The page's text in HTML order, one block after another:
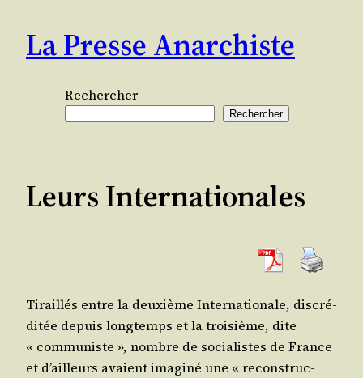
contenu
La Presse Anarchiste
Rechercher
Rechercher
Leurs Internationales
Tiraillés entre la deuxième Inter­na­tio­nale, dis­cré­
di­tée depuis long­temps et la troi­sième, dite
« com­mu­niste », nombre de socia­listes de France
et d’ailleurs avaient ima­gi­né une « recons­truc­